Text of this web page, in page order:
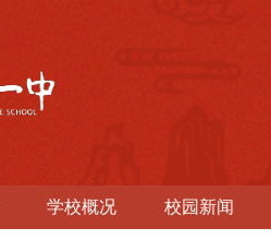
学校概况 校园新闻